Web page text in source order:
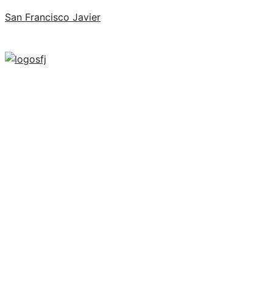
San Francisco Javier